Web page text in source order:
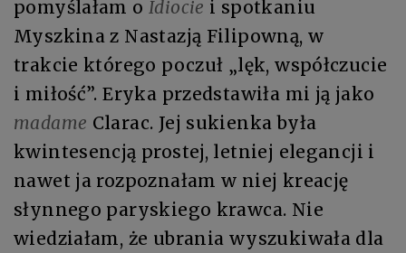
pomyślałam o Idiocie i spotkaniu
Myszkina z Nastazją Filipowną, w
trakcie którego poczuł „lęk, współczucie
i miłość”. Eryka przedstawiła mi ją jako
madame Clarac. Jej sukienka była
kwintesencją prostej, letniej elegancji i
nawet ja rozpoznałam w niej kreację
słynnego paryskiego krawca. Nie
wiedziałam, że ubrania wyszukiwała dla